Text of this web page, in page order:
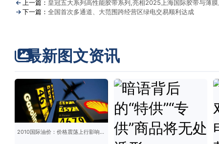
上一篇： 皇冠五大系列高性能胶带系列,亮相2025上海国际胶带与薄
下一篇： 全国首次多通道、大范围跨经营区绿电交易顺利达成
最新图文资讯
2010国际油价：价格震荡上行影响几何？